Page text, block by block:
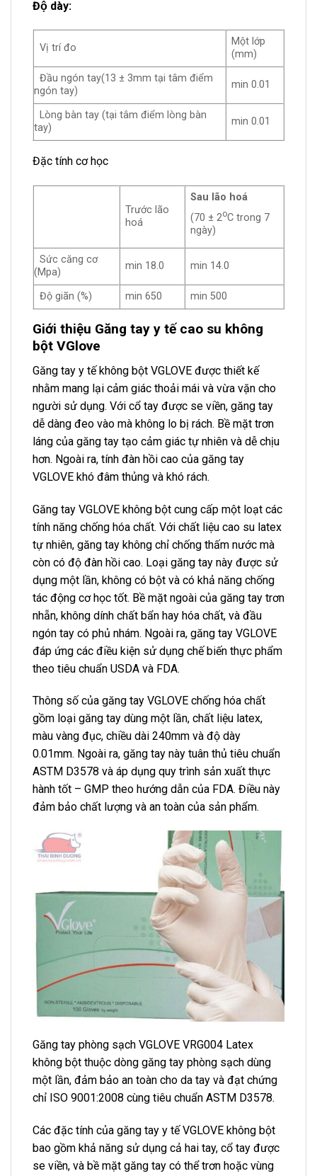
Độ dày:
Vị trí đo
Một lớp
(mm)
Đầu ngón tay(13 ± 3mm tại tâm điểm
ngón tay)
min 0.01
Lòng bàn tay (tại tâm điểm lòng bàn
tay)
min 0.01
Đặc tính cơ học
Trước lão
hoá
Sau lão hoá
(70 ± 2oC trong 7
ngày)
Sức căng cơ
(Mpa)
min 18.0 min 14.0
Độ giãn (%) min 650 min 500
Giới thiệu Găng tay y tế cao su không
bột VGlove
Găng tay y tế không bột VGLOVE được thiết kế
nhằm mang lại cảm giác thoải mái và vừa vặn cho
người sử dụng. Với cổ tay được se viền, găng tay
dễ dàng đeo vào mà không lo bị rách. Bề mặt trơn
láng của găng tay tạo cảm giác tự nhiên và dễ chịu
hơn. Ngoài ra, tính đàn hồi cao của găng tay
VGLOVE khó đâm thủng và khó rách.
Găng tay VGLOVE không bột cung cấp một loạt các
tính năng chống hóa chất. Với chất liệu cao su latex
tự nhiên, găng tay không chỉ chống thấm nước mà
còn có độ đàn hồi cao. Loại găng tay này được sử
dụng một lần, không có bột và có khả năng chống
tác động cơ học tốt. Bề mặt ngoài của găng tay trơn
nhẵn, không dính chất bẩn hay hóa chất, và đầu
ngón tay có phủ nhám. Ngoài ra, găng tay VGLOVE
đáp ứng các điều kiện sử dụng chế biến thực phẩm
theo tiêu chuẩn USDA và FDA.
Thông số của găng tay VGLOVE chống hóa chất
gồm loại găng tay dùng một lần, chất liệu latex,
màu vàng đục, chiều dài 240mm và độ dày
0.01mm. Ngoài ra, găng tay này tuân thủ tiêu chuẩn
ASTM D3578 và áp dụng quy trình sản xuất thực
hành tốt – GMP theo hướng dẫn của FDA. Điều này
đảm bảo chất lượng và an toàn của sản phẩm.
Găng tay phòng sạch VGLOVE VRG004 Latex
không bột thuộc dòng găng tay phòng sạch dùng
một lần, đảm bảo an toàn cho da tay và đạt chứng
chỉ ISO 9001:2008 cùng tiêu chuẩn ASTM D3578.
Các đặc tính của găng tay y tế VGLOVE không bột
bao gồm khả năng sử dụng cả hai tay, cổ tay được
se viền, và bề mặt găng tay có thể trơn hoặc vùng